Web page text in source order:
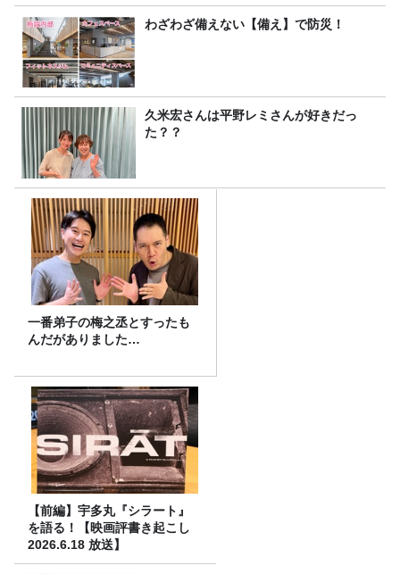
わざわざ備えない【備え】で防災！
久米宏さんは平野レミさんが好きだっ
た？？
一番弟子の梅之丞とすったも
んだがありました…
【前編】宇多丸『シラート』
を語る！【映画評書き起こし
2026.6.18 放送】